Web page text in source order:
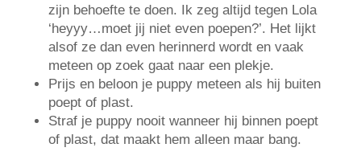
zijn behoefte te doen. Ik zeg altijd tegen Lola
‘heyyy…moet jij niet even poepen?’. Het lijkt
alsof ze dan even herinnerd wordt en vaak
meteen op zoek gaat naar een plekje.
Prijs en beloon je puppy meteen als hij buiten
poept of plast.
Straf je puppy nooit wanneer hij binnen poept
of plast, dat maakt hem alleen maar bang.